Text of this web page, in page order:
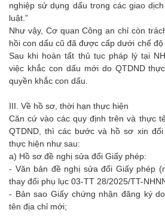
nghiệp sử dụng dấu trong các giao
luật.”
Như vậy, Cơ quan Công an chỉ còn
hồi con dấu cũ đã được cấp dưới chế
Sau khi hoàn tất thủ tục pháp lý tại
việc khắc con dấu mới do QTDND
quyền khắc con dấu.
III. Về hồ sơ, thời hạn thực hiện
Căn cứ vào các quy định trên và thực
QTDND, thì các bước và hồ sơ xin
thực hiện như sau:
a) Hồ sơ đề nghị sửa đổi Giấy phép:
- Văn bản đề nghị sửa đổi Giấy phép
thay đổi phụ lục 03-TT 28/2025/TT-
- Bản sao Giấy chứng nhận đăng ký
tên địa chỉ mới;